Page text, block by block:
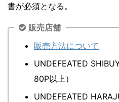
書が必須となる。
販売店舗
販売方法について
UNDEFEATED
80P以上）
UNDEFEATED